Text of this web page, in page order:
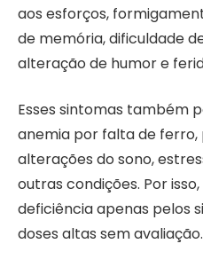
aos esforços,
de memória, dificuldade
alteração de humor e
Esses sintomas também
anemia por falta de
alterações do sono,
outras condições. Por
deficiência apenas pelos
doses altas sem avaliação.